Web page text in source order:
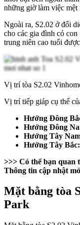
những giờ làm việc mệt
Ngoài ra, S2.02 ở đối
cho các gia đình có
trung niên cao tuổi
Vị trí tòa S2.02
Vị trí tiếp giáp cụ thể
Hướng Đông
Hướng Đông
Hướng Tây
Hướng Tây Bắc:
>>> Có thể bạn quan
Thông tin cập nhật
Mặt bằng tòa
Park